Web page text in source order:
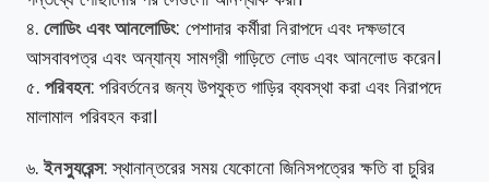
৪.লোডিং এবং আনলোডিং: পেশাদার কর্মীরা নিরাপদে এবং দক্ষভাবে
আসবাবপত্র এবং অন্যান্য সামগ্রী গাড়িতে লোড এবং আনলোড করেন।
৫.পরিবহন: পরিবর্তনের জন্য উপযুক্ত গাড়ির ব্যবস্থা করা এবং নিরাপদে
মালামাল পরিবহন করা।
৬.ইনস্যুরেন্স: স্থানান্তরের সময় যেকোনো জিনিসপত্রের ক্ষতি বা চুরির